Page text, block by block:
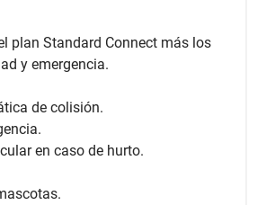
plan Standard Connect más los
y emergencia.
de colisión.
en caso de hurto.